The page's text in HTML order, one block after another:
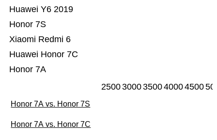
Honor 7A
Huawei Honor 7C
Xiaomi Redmi 6
Honor 7S
Huawei Y6 2019
25003000350040004500
Honor 7A vs. Honor 7S
Honor 7A vs. Honor 7C